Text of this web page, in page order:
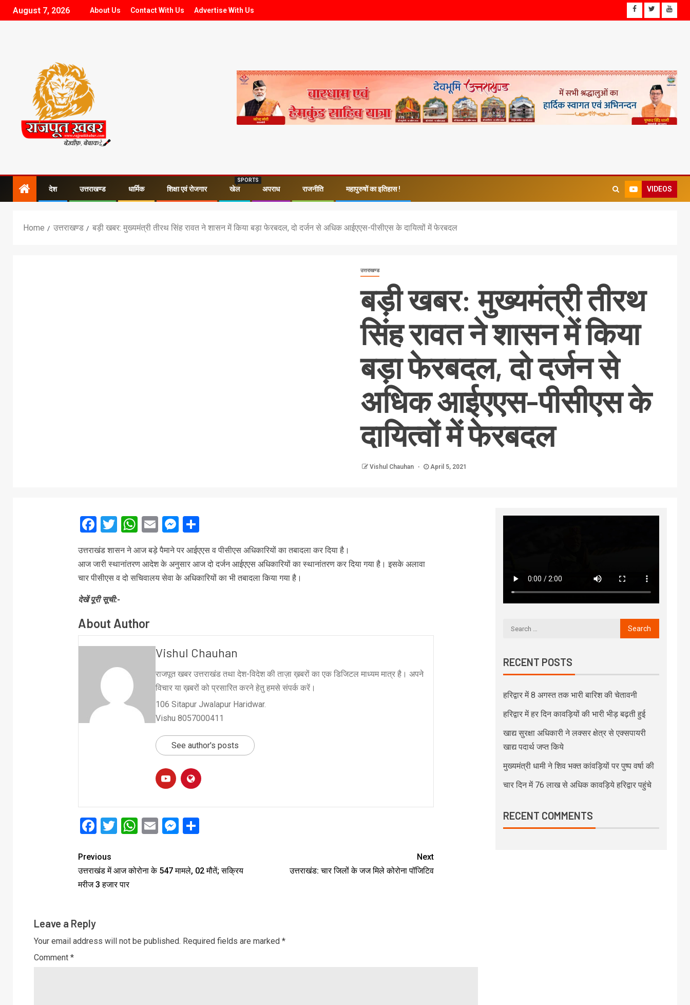
August 7, 2026 About Us Contact With Us Advertise With Us
देश उत्तराखण्ड धार्मिक शिक्षा एवं रोजगार खेल
SPORTS
अपराध राजनीति महापुरुषों का इतिहास ! VIDEOS
Home उत्तराखण्ड बड़ी खबर: मुख्यमंत्री तीरथ सिंह रावत ने शासन में किया बड़ा फेरबदल, दो दर्जन से अधिक आईएएस-पीसीएस के दायित्वों में फेरबदल
उत्तराखण्ड
बड़ी खबर: मुख्यमंत्री तीरथ
सिंह रावत ने शासन में किया
बड़ा फेरबदल, दो दर्जन से
अधिक आईएएस-पीसीएस के
दायित्वों में फेरबदल
Vishul Chauhan April 5, 2021
Facebook
Twitter
WhatsApp
EmailMessenger
Share
उत्तराखंड शासन ने आज बड़े पैमाने पर आईएएस व पीसीएस अधिकारियों का तबादला कर दिया है।
आज जारी स्थानांतरण आदेश के अनुसार आज दो दर्जन आईएएस अधिकारियों का स्थानांतरण कर दिया गया है। इसके अलावा
चार पीसीएस व दो सचिवालय सेवा के अधिकारियों का भी तबादला किया गया है।
देखें पूरी सूची:-
About Author
Vishul Chauhan
राजपूत खबर उत्तराखंड तथा देश-विदेश की ताज़ा ख़बरों का एक डिजिटल माध्यम मात्र है। अपने
विचार या ख़बरों को प्रसारित करने हेतु हमसे संपर्क करें।
106 Sitapur Jwalapur Haridwar.
Vishu 8057000411
See author's posts
Facebook
Twitter
WhatsApp
EmailMessenger
Share
Previous
उत्तराखंड में आज कोरोना के 547 मामले, 02 मौतें; सक्रिय
मरीज 3 हजार पार
Next
उत्तराखंड: चार जिलों के जज मिले कोरोना पॉजिटिव
Leave a Reply
Your email address will not be published. Required fields are marked *
Comment *
RECENT POSTS
हरिद्वार में 8 अगस्त तक भारी बारिश की चेतावनी
हरिद्वार में हर दिन कावड़ियों की भारी भीड़ बढ़ती हुई
खाद्य सुरक्षा अधिकारी ने लक्सर क्षेत्र से एक्सपायरी
खाद्य पदार्थ जप्त किये
मुख्यमंत्री धामी ने शिव भक्त कांवड़ियों पर पुष्प वर्षा की
चार दिन में 76 लाख से अधिक कावड़िये हरिद्वार पहुंचे
RECENT COMMENTS